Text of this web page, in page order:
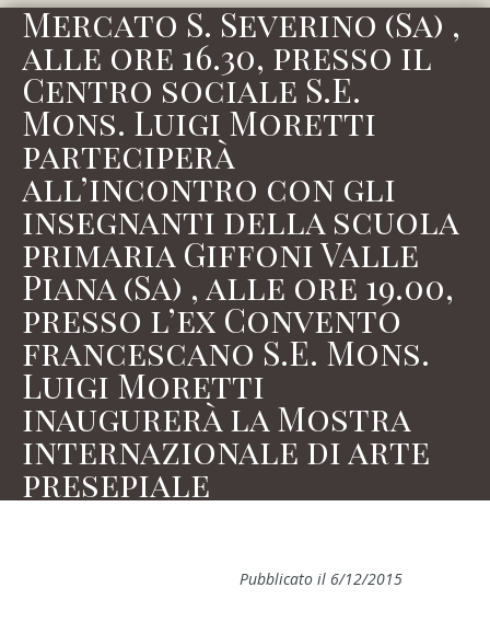
Mercato S. Severino (Sa) ,
alle ore 16.30, presso il
Centro sociale S.E.
Mons. Luigi Moretti
parteciperà
all’incontro con gli
insegnanti della scuola
primaria Giffoni Valle
Piana (Sa) , alle ore 19.00,
presso l’ex Convento
francescano S.E. Mons.
Luigi Moretti
inaugurerà la Mostra
internazionale di arte
presepiale
Pubblicato il 6/12/2015